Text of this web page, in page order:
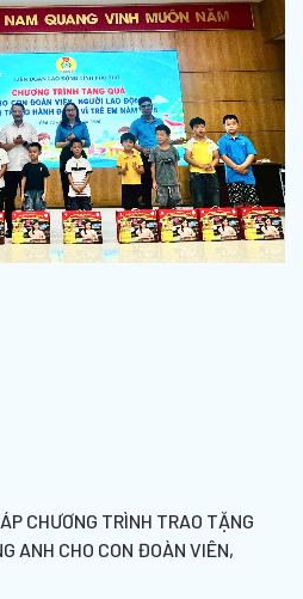
CHƯƠNG TRÌNH TRAO TẶNG
ANH CHO CON ĐOÀN VIÊN,